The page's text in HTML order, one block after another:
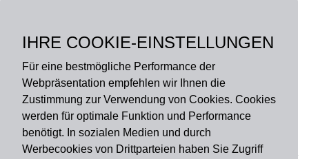
IHRE COOKIE-EINSTELLUNGEN
Für eine bestmögliche Performance der
Webpräsentation empfehlen wir Ihnen die
Zustimmung zur Verwendung von Cookies. Cookies
werden für optimale Funktion und Performance
benötigt. In sozialen Medien und durch
Werbecookies von Drittparteien haben Sie Zugriff
rutschfest
Zahlungsart